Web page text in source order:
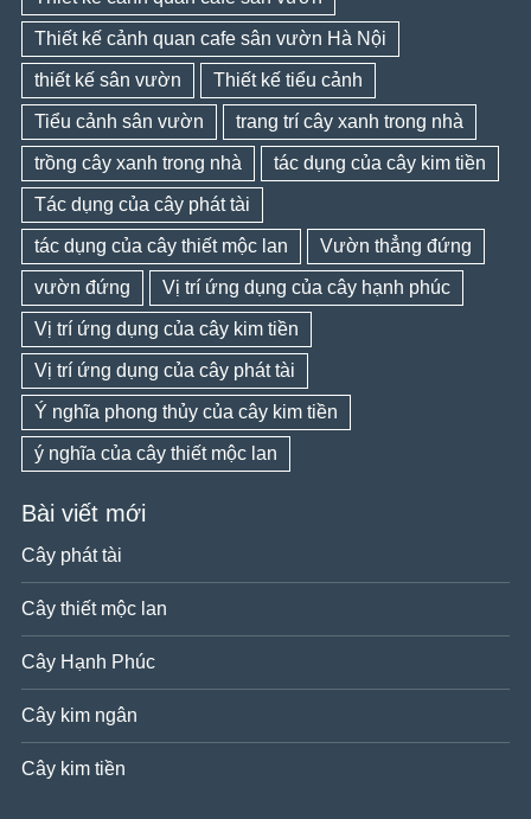
Thiết kế cảnh quan cafe sân vườn Hà Nội
thiết kế sân vườn Thiết kế tiểu cảnh
Tiểu cảnh sân vườn trang trí cây xanh trong nhà
trồng cây xanh trong nhà tác dụng của cây kim tiền
Tác dụng của cây phát tài
tác dụng của cây thiết mộc lan Vườn thẳng đứng
vườn đứng Vị trí ứng dụng của cây hạnh phúc
Vị trí ứng dụng của cây kim tiền
Vị trí ứng dụng của cây phát tài
Ý nghĩa phong thủy của cây kim tiền
ý nghĩa của cây thiết mộc lan
Bài viết mới
Cây phát tài
Cây thiết mộc lan
Cây Hạnh Phúc
Cây kim ngân
Cây kim tiền